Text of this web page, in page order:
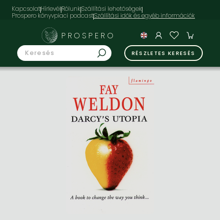
KapcsolatHírlevélRólunkSzállítási lehetőségek
Prospero könyvpiaci podcast
PROSPERO
RÉSZLETES KERESÉS